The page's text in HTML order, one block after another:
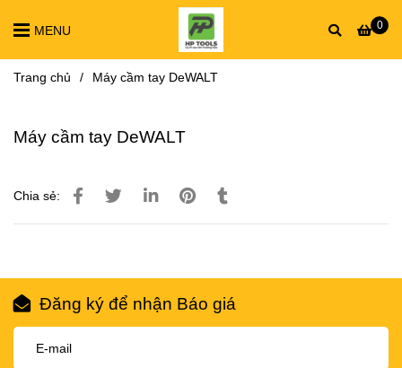
0
MENU
Trang chủ / Máy cầm tay DeWALT
Máy cầm tay DeWALT
Chia sẻ:
Đăng ký để nhận Báo giá